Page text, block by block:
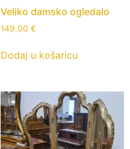
Veliko damsko ogledalo
149,00 €
Dodaj u košaricu